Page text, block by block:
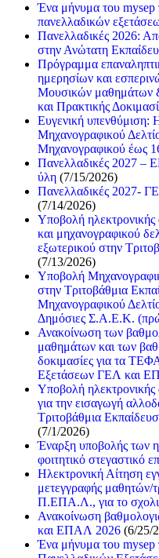
Ένα μήνυμα του mysep
πανελλαδικών
Πανελλαδικές 2026:
στην Ανώτατη
Πρόγραμμα
ημερησίων και
Μουσικών μαθημάτων
και Πρακτικής
Ευγενική υπενθύμιση:
Μηχανογραφικού
Μηχανογραφικού έως
Πανελλαδικές 2027 –
ύλη (7/15/2026)
Πανελλαδικές 2027-
(7/14/2026)
Υποβολή ηλεκτρονικής
και μηχανογραφικού
εξωτερικού στην
(7/13/2026)
Υποβολή
στην Τριτοβάθμια
Μηχανογραφικού
Δημόσιες Σ.Α.Ε.Κ.
Ανακοίνωση των
μαθημάτων και των
δοκιμασίες για τα
Εξετάσεων ΓΕΛ και
Υποβολή ηλεκτρονικής
για την εισαγωγή
Τριτοβάθμια
(7/1/2026)
Έναρξη υποβολής των
φοιτητικό στεγαστικό
Ηλεκτρονική Αίτηση
μετεγγραφής
Π.ΕΠΑ.Λ., για το
Ανακοίνωση
και ΕΠΑΛ 2026 (6/25/
Ένα μήνυμα του mysep